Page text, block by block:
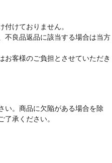
付けておりません。
不良品返品に該当する場合は当方
お客様のご負担とさせていただき
い。商品に欠陥がある場合を除
了承ください。